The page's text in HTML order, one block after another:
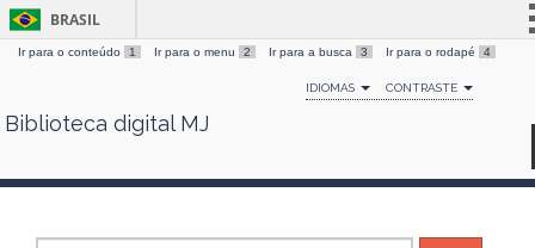
Skip
BRASIL
Simplifique!
Comunica BR
Canais
Ir para o conteúdo 1 Ir para o menu 2 Ir para a busca 3 Ir para o rodapé 4
IDIOMAS CONTRASTE
Biblioteca digital MJ